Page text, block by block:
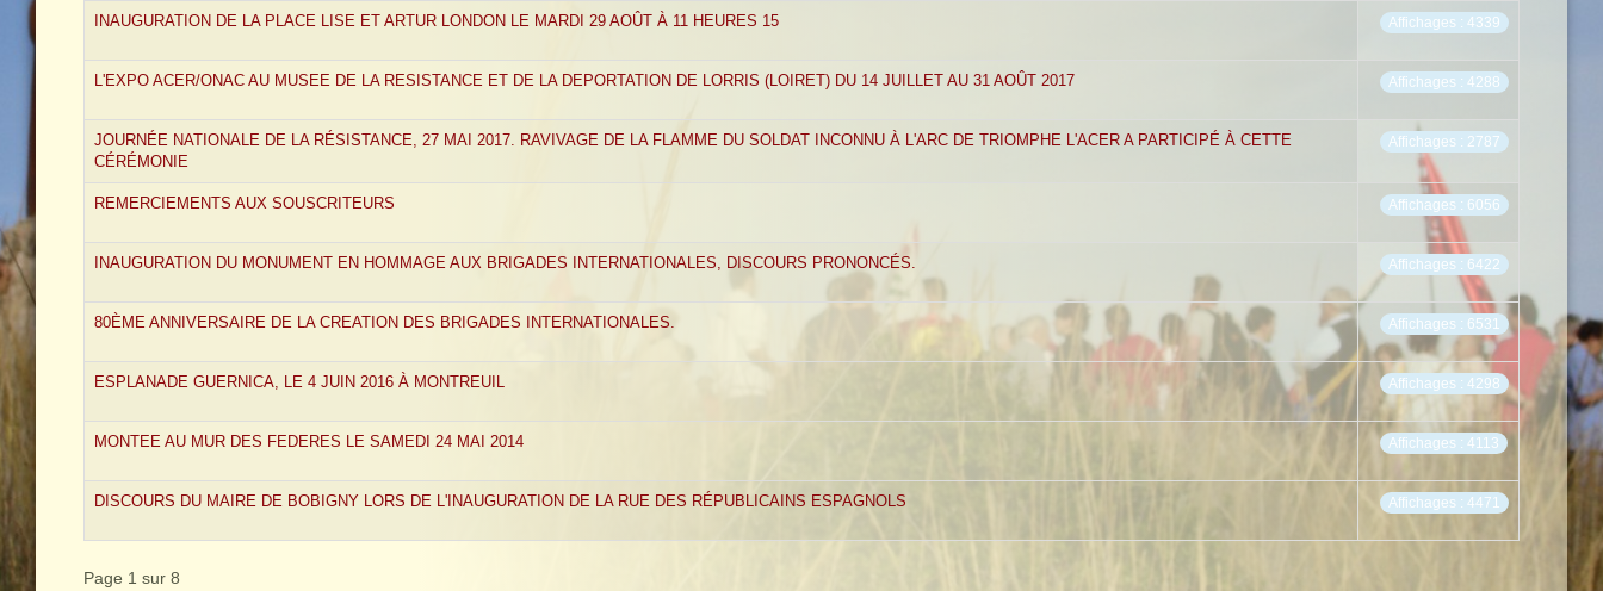
INAUGURATION DE LA PLACE LISE ET ARTUR LONDON LE MARDI 29 AOÛT À 11 HEURES 15 Affichages : 4339
L'EXPO ACER/ONAC AU MUSEE DE LA RESISTANCE ET DE LA DEPORTATION DE LORRIS (LOIRET) DU 14 JUILLET AU 31 AOÛT 2017 Affichages : 4288
JOURNÉE NATIONALE DE LA RÉSISTANCE, 27 MAI 2017. RAVIVAGE DE LA FLAMME DU SOLDAT INCONNU À L'ARC DE TRIOMPHE L'ACER A PARTICIPÉ À CETTE
CÉRÉMONIE
Affichages : 2787
REMERCIEMENTS AUX SOUSCRITEURS Affichages : 6056
INAUGURATION DU MONUMENT EN HOMMAGE AUX BRIGADES INTERNATIONALES, DISCOURS PRONONCÉS. Affichages : 6422
80ÈME ANNIVERSAIRE DE LA CREATION DES BRIGADES INTERNATIONALES. Affichages : 6531
ESPLANADE GUERNICA, LE 4 JUIN 2016 À MONTREUIL Affichages : 4298
MONTEE AU MUR DES FEDERES LE SAMEDI 24 MAI 2014 Affichages : 4113
DISCOURS DU MAIRE DE BOBIGNY LORS DE L'INAUGURATION DE LA RUE DES RÉPUBLICAINS ESPAGNOLS Affichages : 4471
Page 1 sur 8